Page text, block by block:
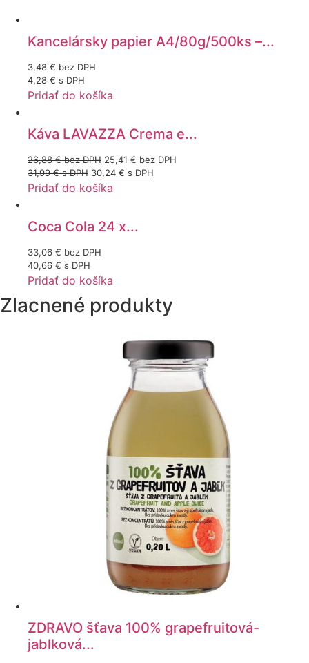
Kancelársky papier A4/80g/500ks –...
3,48 € bez DPH
4,28 € s DPH
Pridať do košíka
Káva LAVAZZA Crema e...
26,88€bez DPH 25,41 € bez DPH
31,99€s DPH 30,24 € s DPH
Pridať do košíka
Coca Cola 24 x...
33,06 € bez DPH
40,66 € s DPH
Pridať do košíka
Zlacnené produkty
ZDRAVO šťava 100% grapefruitová-
jablková...